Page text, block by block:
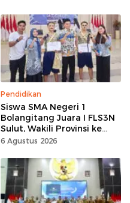
Pendidikan
Siswa SMA Negeri 1
Bolangitang Juara I FLS3N
Sulut, Wakili Provinsi ke
Tingkat Nasional
6 Agustus 2026